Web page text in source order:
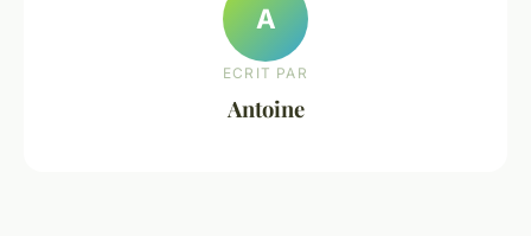
A
ECRIT PAR
Antoine